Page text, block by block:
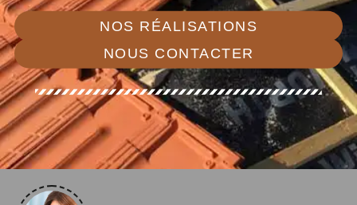
NOS RÉALISATIONS
NOUS CONTACTER